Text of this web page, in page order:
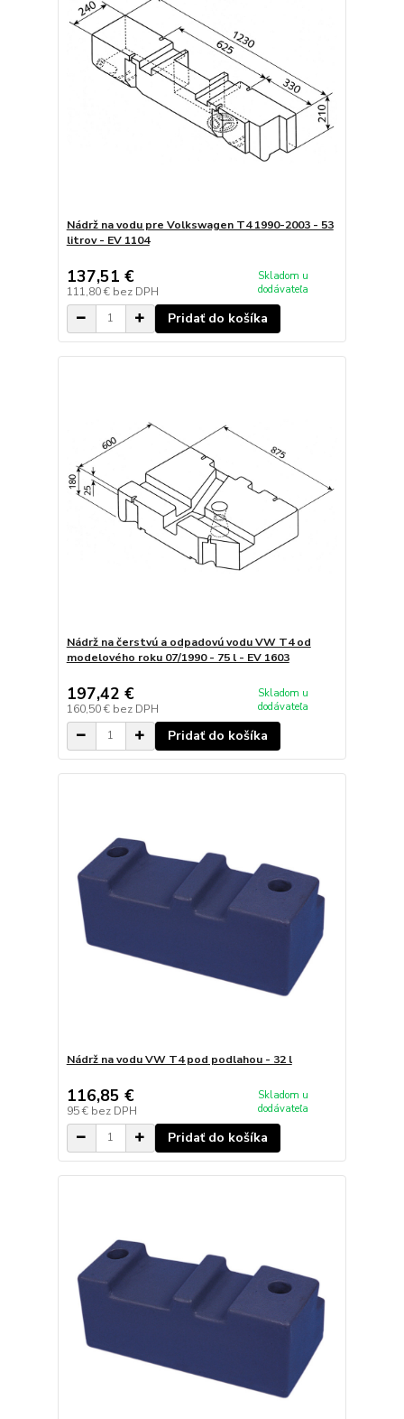
Nádrž na vodu pre Volkswagen T4 1990-2003 - 53
litrov - EV 1104
137,51 €
111,80 € bez DPH
Skladom u
dodávateľa
Pridať do košíka
Nádrž na čerstvú a odpadovú vodu VW T4 od
modelového roku 07/1990 - 75 l - EV 1603
197,42 €
160,50 € bez DPH
Skladom u
dodávateľa
Pridať do košíka
Nádrž na vodu VW T4 pod podlahou - 32 l
116,85 €
95 € bez DPH
Skladom u
dodávateľa
Pridať do košíka